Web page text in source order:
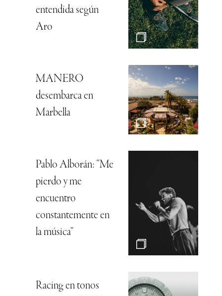
entendida según
Aro
MANERO
desembarca en
Marbella
Pablo Alborán: “Me
pierdo y me
encuentro
constantemente en
la música”
Racing en tonos